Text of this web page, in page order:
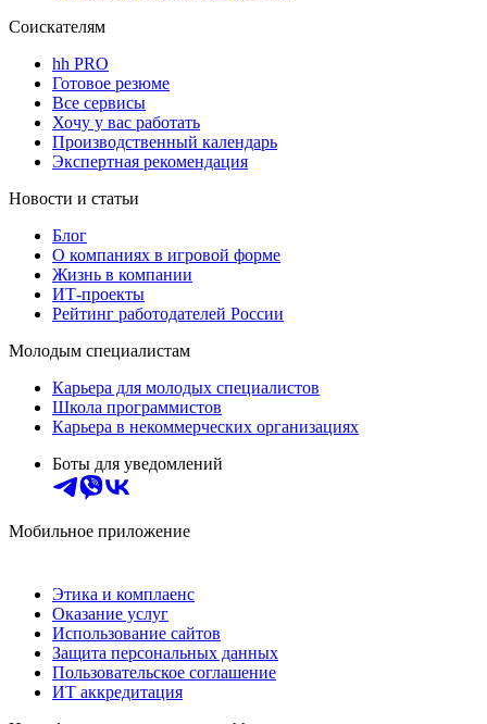
Соискателям
hh PRO
Готовое резюме
Все сервисы
Хочу у вас работать
Производственный календарь
Экспертная рекомендация
Новости и статьи
Блог
О компаниях в игровой форме
Жизнь в компании
ИТ-проекты
Рейтинг работодателей России
Молодым специалистам
Карьера для молодых специалистов
Школа программистов
Карьера в некоммерческих организациях
Боты для уведомлений
Мобильное приложение
Этика и комплаенс
Оказание услуг
Использование сайтов
Защита персональных данных
Пользовательское соглашение
ИТ аккредитация